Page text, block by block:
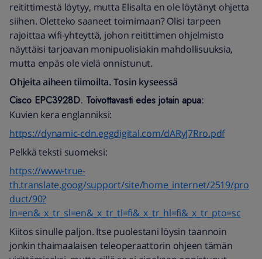
reitittimestä löytyy, mutta Elisalta en ole löytänyt ohjetta
siihen. Oletteko saaneet toimimaan? Olisi tarpeen
rajoittaa wifi-yhteyttä, johon reitittimen ohjelmisto
näyttäisi tarjoavan monipuolisiakin mahdollisuuksia,
mutta enpäs ole vielä onnistunut.
Ohjeita aiheen tiimoilta. Tosin kyseessä
Cisco EPC3928D. Toivottavasti edes jotain apua:
Kuvien kera englanniksi:
https://dynamic-cdn.eggdigital.com/dARyJ7Rro.pdf
Pelkkä teksti suomeksi:
https://www-true-
th.translate.goog/support/site/home_internet/2519/pro
duct/90?
ln=en&_x_tr_sl=en&_x_tr_tl=fi&_x_tr_hl=fi&_x_tr_pto=sc
Kiitos sinulle paljon. Itse puolestani löysin taannoin
jonkin thaimaalaisen teleoperaattorin ohjeen tämän